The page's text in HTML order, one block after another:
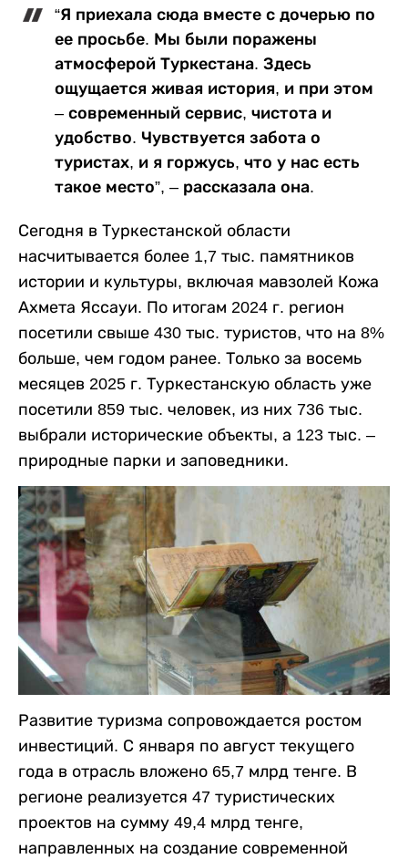
“Я приехала сюда вместе с дочерью по
ее просьбе. Мы были поражены
атмосферой Туркестана. Здесь
ощущается живая история, и при этом
– современный сервис, чистота и
удобство. Чувствуется забота о
туристах, и я горжусь, что у нас есть
такое место”, – рассказала она.
Сегодня в Туркестанской области
насчитывается более 1,7 тыс. памятников
истории и культуры, включая мавзолей Кожа
Ахмета Яссауи. По итогам 2024 г. регион
посетили свыше 430 тыс. туристов, что на 8%
больше, чем годом ранее. Только за восемь
месяцев 2025 г. Туркестанскую область уже
посетили 859 тыс. человек, из них 736 тыс.
выбрали исторические объекты, а 123 тыс. –
природные парки и заповедники.
Развитие туризма сопровождается ростом
инвестиций. С января по август текущего
года в отрасль вложено 65,7 млрд тенге. В
регионе реализуется 47 туристических
проектов на сумму 49,4 млрд тенге,
направленных на создание современной